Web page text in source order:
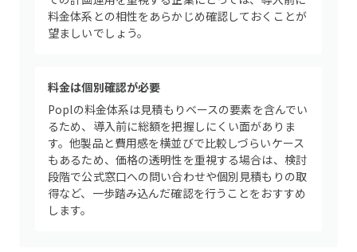
料金体系との相性をあらかじめ確認しておくことが
望ましいでしょう。
料金は個別確認が必要
Poplの料金体系は見積もりベースの要素を含んでい
るため、導入前に総額を把握しにくい面がありま
す。他製品と費用感を横並びで比較しづらいケース
もあるため、価格の透明性を重視する場合は、検討
段階で公式窓口への問い合わせや個別見積もりの取
得など、一歩踏み込んだ確認を行うことをおすすめ
します。